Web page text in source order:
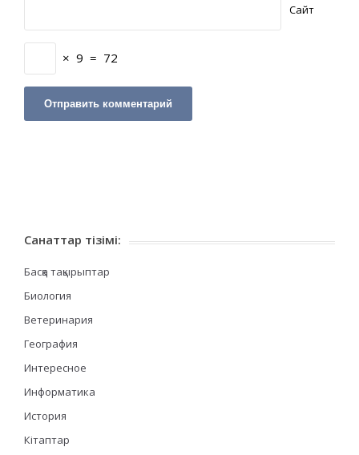
Сайт
× 9 = 72
Санаттар тізімі:
Басқа тақырыптар
Биология
Ветеринария
География
Интересное
Информатика
История
Кітаптар